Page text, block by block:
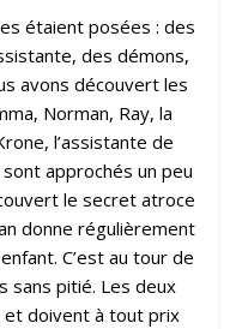
étaient posées : des
des démons,
avons découvert les
Norman, Ray, la
l’assistante de
approchés un peu
le secret atroce
donne régulièrement
C’est au tour de
sans pitié. Les deux
et doivent à tout prix